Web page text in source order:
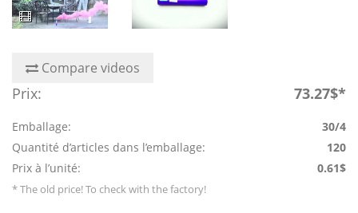
Compare videos
Prix: 73.27$*
Emballage:
30/4
Quantité d’articles dans l’emballage:
120
Prix à l’unité:
0.61$
* The old price! To check with the factory!